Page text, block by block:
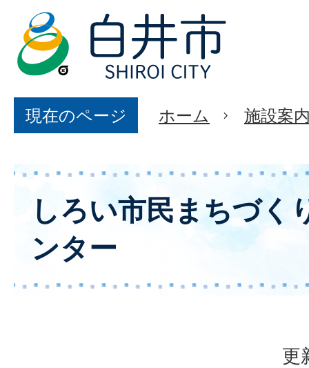
現在のページ ホーム 施設案
しろい市民まちづく
ンター
更